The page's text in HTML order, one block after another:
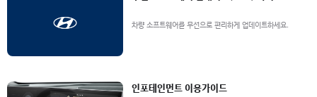
차량 소프트웨어를 무선으로 편리하게 업데이트하세요.
인포테인먼트 이용가이드